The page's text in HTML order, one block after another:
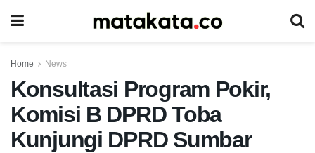
Home News
Konsultasi Program Pokir,
Komisi B DPRD Toba
Kunjungi DPRD Sumbar